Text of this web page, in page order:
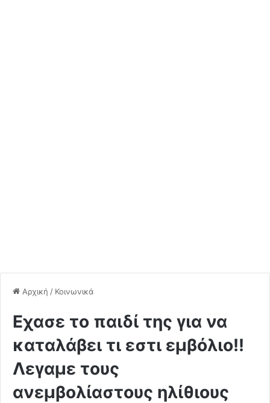
Αρχική / Κοινωνικά
Εχασε το παιδί της για να
καταλάβει τι εστι εμβόλιο!!
Λεγαμε τους
ανεμβολίαστους ηλίθιους